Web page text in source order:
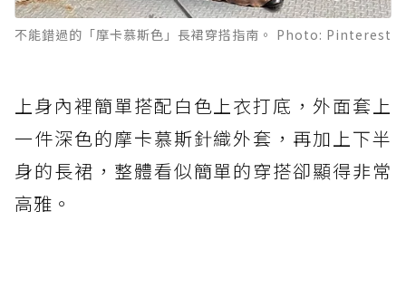
不能錯過的「摩卡慕斯色」長裙穿搭指南。 Photo: Pinterest
上身內裡簡單搭配白色上衣打底，外面套上
一件深色的摩卡慕斯針織外套，再加上下半
身的長裙，整體看似簡單的穿搭卻顯得非常
高雅。